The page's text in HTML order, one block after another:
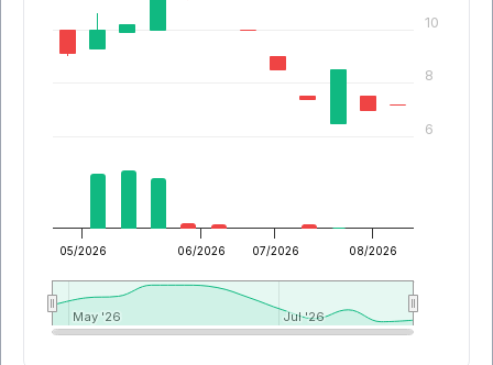
05/2026 06/2026 07/2026 08/2026
May '26
May '26 Jul '26
Jul '26
6
8
10